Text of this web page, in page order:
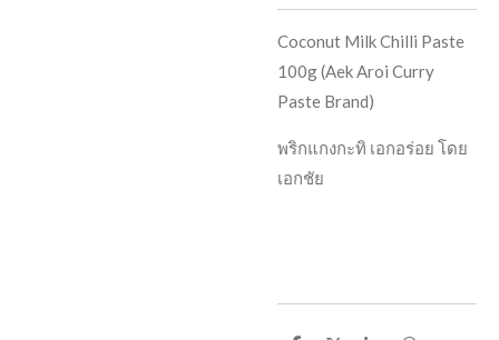
Coconut Milk Chilli Paste
100g (Aek Aroi Curry
Paste Brand)
พริกแกงกะทิ เอกอร่อย โดย
เอกชัย